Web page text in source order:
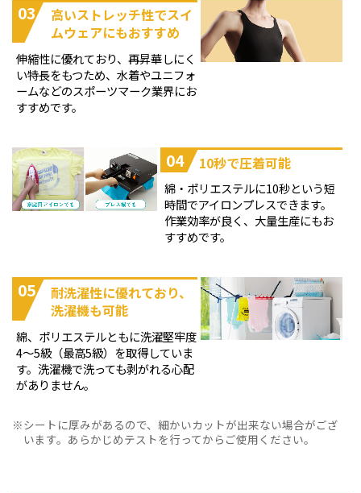
03
高いストレッチ性でスイ
ムウェアにもおすすめ
伸縮性に優れており、再昇華しにく
い特長をもつため、水着やユニフォ
ームなどのスポーツマーク業界にお
すすめです。
04 10秒で圧着可能
綿・ポリエステルに10秒という短
時間でアイロンプレスできます。
作業効率が良く、大量生産にもお
すすめです。
05
耐洗濯性に優れており、
洗濯機も可能
綿、ポリエステルともに洗濯堅牢度
4～5級（最高5級）を取得していま
す。洗濯機で洗っても剥がれる心配
がありません。
シートに厚みがあるので、細かいカットが出来ない場合がござ
います。あらかじめテストを行ってからご使用ください。